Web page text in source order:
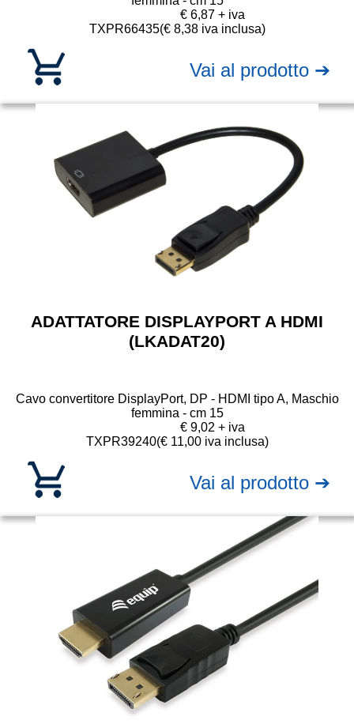
TXPR66435
€ 6,87 + iva
(€ 8,38 iva inclusa)
Vai al prodotto ➔
ADATTATORE DISPLAYPORT A HDMI
(LKADAT20)
Cavo convertitore DisplayPort, DP - HDMI tipo A, Maschio
femmina - cm 15
TXPR39240
€ 9,02 + iva
(€ 11,00 iva inclusa)
Vai al prodotto ➔